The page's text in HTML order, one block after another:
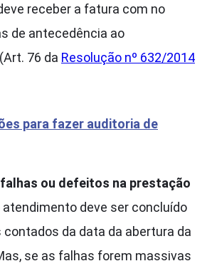
receber a fatura com no
de antecedência ao
76 da Resolução nº 632/2014
para fazer auditoria de
ou defeitos na prestação
atendimento deve ser concluído
contados da data da abertura da
se as falhas forem massivas